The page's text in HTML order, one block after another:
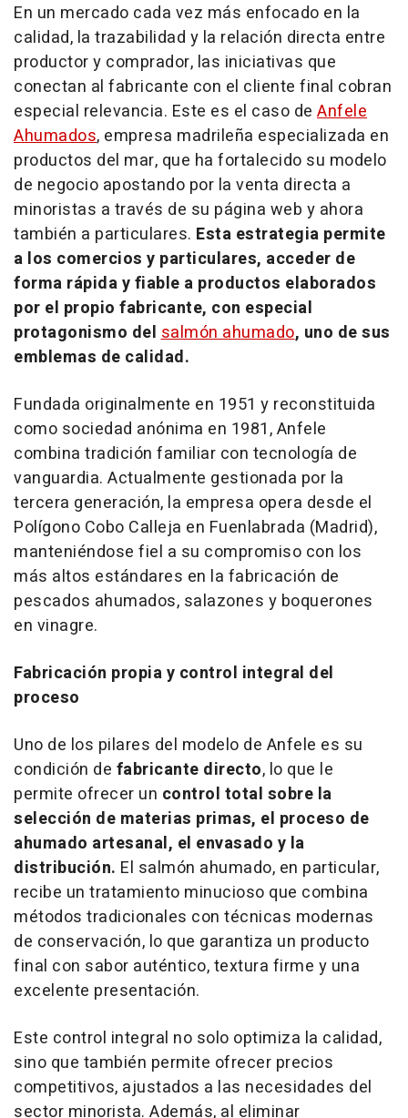
En un mercado cada vez más enfocado en la
calidad, la trazabilidad y la relación directa entre
productor y comprador, las iniciativas que
conectan al fabricante con el cliente final cobran
especial relevancia. Este es el caso de Anfele
Ahumados, empresa madrileña especializada en
productos del mar, que ha fortalecido su modelo
de negocio apostando por la venta directa a
minoristas a través de su página web y ahora
también a particulares. Esta estrategia permite
a los comercios y particulares, acceder de
forma rápida y fiable a productos elaborados
por el propio fabricante, con especial
protagonismo delsalmón ahumado, uno de sus
emblemas de calidad.
Fundada originalmente en 1951 y reconstituida
como sociedad anónima en 1981, Anfele
combina tradición familiar con tecnología de
vanguardia. Actualmente gestionada por la
tercera generación, la empresa opera desde el
Polígono Cobo Calleja en Fuenlabrada (Madrid),
manteniéndose fiel a su compromiso con los
más altos estándares en la fabricación de
pescados ahumados, salazones y boquerones
en vinagre.
Fabricación propia y control integral del
proceso
Uno de los pilares del modelo de Anfele es su
condición de fabricante directo, lo que le
permite ofrecer un control total sobre la
selección de materias primas, el proceso de
ahumado artesanal, el envasado y la
distribución. El salmón ahumado, en particular,
recibe un tratamiento minucioso que combina
métodos tradicionales con técnicas modernas
de conservación, lo que garantiza un producto
final con sabor auténtico, textura firme y una
excelente presentación.
Este control integral no solo optimiza la calidad,
sino que también permite ofrecer precios
competitivos, ajustados a las necesidades del
sector minorista. Además, al eliminar